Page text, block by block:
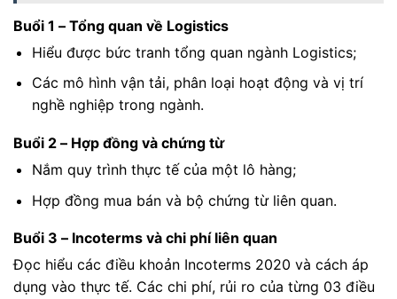
Buổi 1 – Tổng quan về Logistics
Hiểu được bức tranh tổng quan ngành Logistics;
Các mô hình vận tải, phân loại hoạt động và vị trí
nghề nghiệp trong ngành.
Buổi 2 – Hợp đồng và chứng từ
Nắm quy trình thực tế của một lô hàng;
Hợp đồng mua bán và bộ chứng từ liên quan.
Buổi 3 – Incoterms và chi phí liên quan
Đọc hiểu các điều khoản Incoterms 2020 và cách áp
dụng vào thực tế. Các chi phí, rủi ro của từng 03 điều